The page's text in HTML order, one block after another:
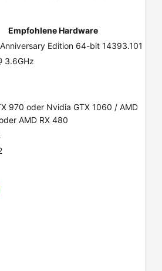
Empfohlene Hardware
Edition 64-bit 14393.101
3.6GHz
970 oder Nvidia GTX 1060 / AMD
AMD RX 480